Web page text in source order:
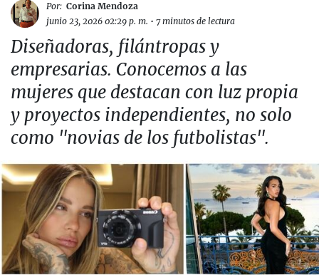
Por: Corina Mendoza
junio 23, 2026 02:29 p. m. • 7 minutos de lectura
Diseñadoras, filántropas y
empresarias. Conocemos a las
mujeres que destacan con luz propia
y proyectos independientes, no solo
como "novias de los futbolistas".